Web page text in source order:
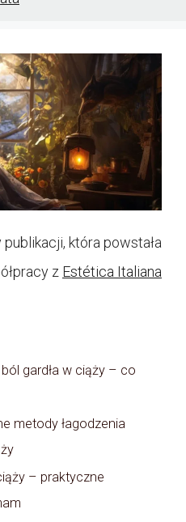
która powstała
z Estética Italiana
gardła w ciąży – co
metody łagodzenia
– praktyczne